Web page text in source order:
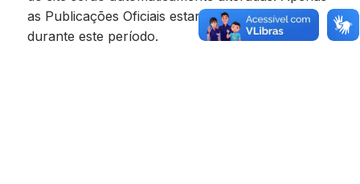
as Publicações Oficiais estarão disponíveis
durante este período.